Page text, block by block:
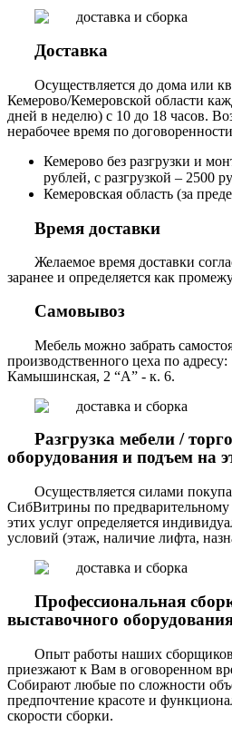
Доставка
Осуществляется до дома или
Кемерово/Кемеровской области
дней в неделю) с 10 до 18 часов.
нерабочее время по
Кемерово без разгрузки и
рублей, с разгрузкой – 2500
Кемеровская область (за
Время доставки
Желаемое время доставки
заранее и определяется как
Самовывоз
Мебель можно забрать
производственного цеха по
Камышинская, 2 “А” - к. 6.
Разгрузка мебели /
оборудования и подъем на
Осуществляется силами
СибВитрины по предварительному
этих услуг определяется
условий (этаж, наличие лифта,
Профессиональная
выставочного
Опыт работы наших сборщиков
приезжают к Вам в оговоренном
Собирают любые по сложности
предпочтение красоте и
скорости сборки.